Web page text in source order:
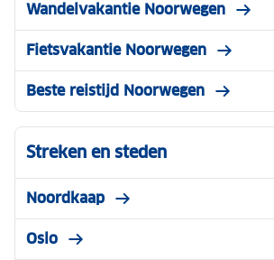
Wandelvakantie Noorwegen
Fietsvakantie Noorwegen
Beste reistijd Noorwegen
Streken en steden
Noordkaap
Oslo